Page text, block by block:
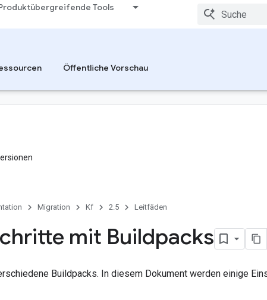
Tools
Öffentliche Vorschau
Migration Kf 2.5 Leitfäden
mit Buildpacks
Buildpacks. In diesem Dokument werden einige